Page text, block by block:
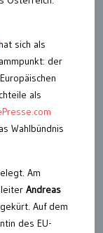
sich als
der
als
Wahlbündnis
Am
Andreas
Auf dem
des EU-